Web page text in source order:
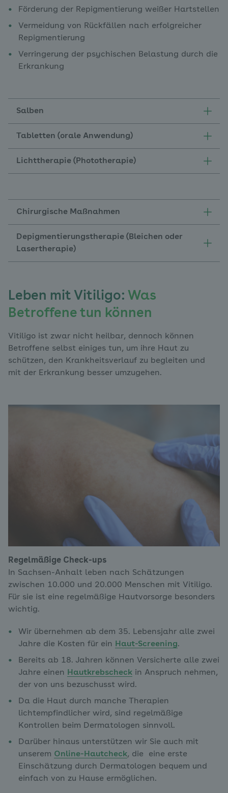
Förderung der Repigmentierung weißer Hartstellen
Vermeidung von Rückfällen nach erfolgreicher
Repigmentierung
Verringerung der psychischen Belastung durch die
Erkrankung
Salben
Tabletten (orale Anwendung)
Lichttherapie (Phototherapie)
Chirurgische Maßnahmen
Depigmentierungstherapie (Bleichen oder
Lasertherapie)
Leben mit Vitiligo: Was
Betroffene tun können
Vitiligo ist zwar nicht heilbar, dennoch können
Betroffene selbst einiges tun, um ihre Haut zu
schützen, den Krankheitsverlauf zu begleiten und
mit der Erkrankung besser umzugehen.
Regelmäßige Check-ups
In Sachsen-Anhalt leben nach Schätzungen
zwischen 10.000 und 20.000 Menschen mit Vitiligo.
Für sie ist eine regelmäßige Hautvorsorge besonders
wichtig.
Wir übernehmen ab dem 35. Lebensjahr alle zwei
Jahre die Kosten für ein
Haut-Screening.
Bereits ab 18. Jahren können Versicherte alle zwei
Jahre einen
Hautkrebscheck in Anspruch nehmen,
der von uns bezuschusst wird.
Da die Haut durch manche Therapien
lichtempfindlicher wird, sind regelmäßige
Kontrollen beim Dermatologen sinnvoll.
Darüber hinaus unterstützen wir Sie auch mit
unserem Online-Hautcheck, die eine erste
Einschätzung durch Dermatologen bequem und
einfach von zu Hause ermöglichen.